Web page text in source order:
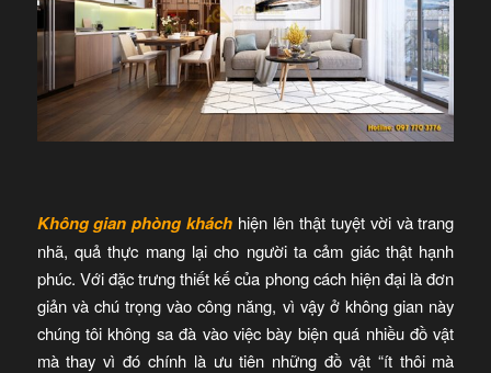
Không gian phòng khách hiện lên thật tuyệt vời và trang
nhã, quả thực mang lại cho người ta cảm giác thật hạnh
phúc. Với đặc trưng thiết kế của phong cách hiện đại là đơn
giản và chú trọng vào công năng, vì vậy ở không gian này
chúng tôi không sa đà vào việc bày biện quá nhiều đồ vật
mà thay vì đó chính là ưu tiên những đồ vật “ít thôi mà